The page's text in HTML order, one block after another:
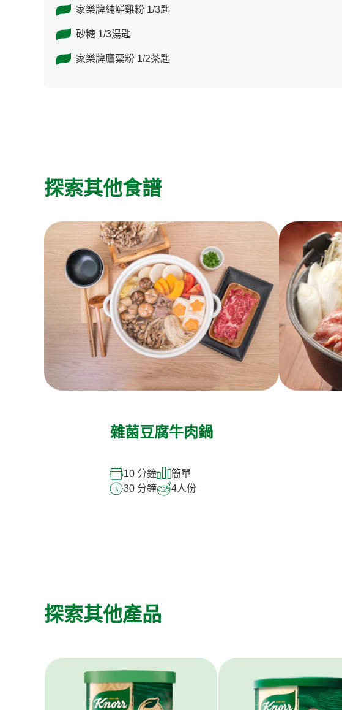
家樂牌純鮮雞粉 1/3匙
砂糖 1/3湯匙
家樂牌鷹粟粉 1/2茶匙
探索其他食譜
雜菌豆腐牛肉鍋
10 分鐘
簡單
30 分鐘
4人份
探索其他產品